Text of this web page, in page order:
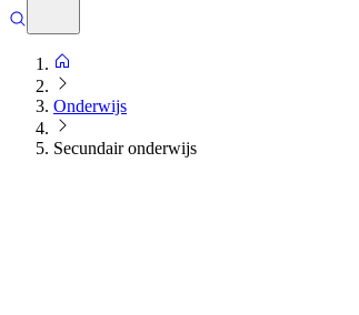
Onderwijs
Secundair onderwijs